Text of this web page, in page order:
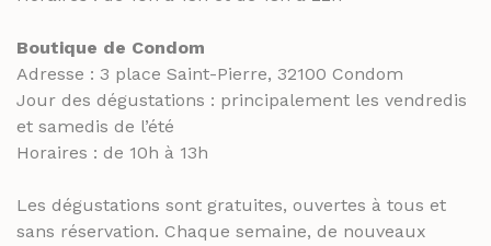
Boutique de Condom
Adresse : 3 place Saint-Pierre, 32100 Condom
Jour des dégustations : principalement les vendredis
et samedis de l’été
Horaires : de 10h à 13h
Les dégustations sont gratuites, ouvertes à tous et
sans réservation. Chaque semaine, de nouveaux